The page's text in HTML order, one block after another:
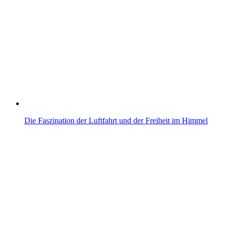
Die Faszination der Luftfahrt und der Freiheit im Himmel